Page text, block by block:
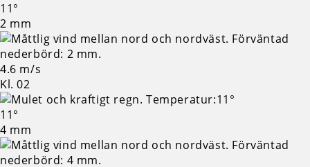
11°
2 mm
4.6 m/s
Kl. 02
11°
4 mm